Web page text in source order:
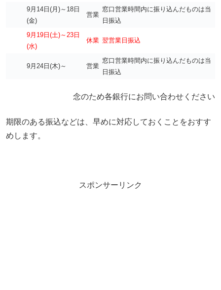
9月14日(月)～18日
(金)
営業
窓口営業時間内に振り込んだものは当
日振込
9月19日(土)～23日
(水)
休業 翌営業日振込
9月24日(木)～ 営業
窓口営業時間内に振り込んだものは当
日振込
念のため各銀行にお問い合わせください
期限のある振込などは、早めに対応しておくことをおすす
めします。
スポンサーリンク